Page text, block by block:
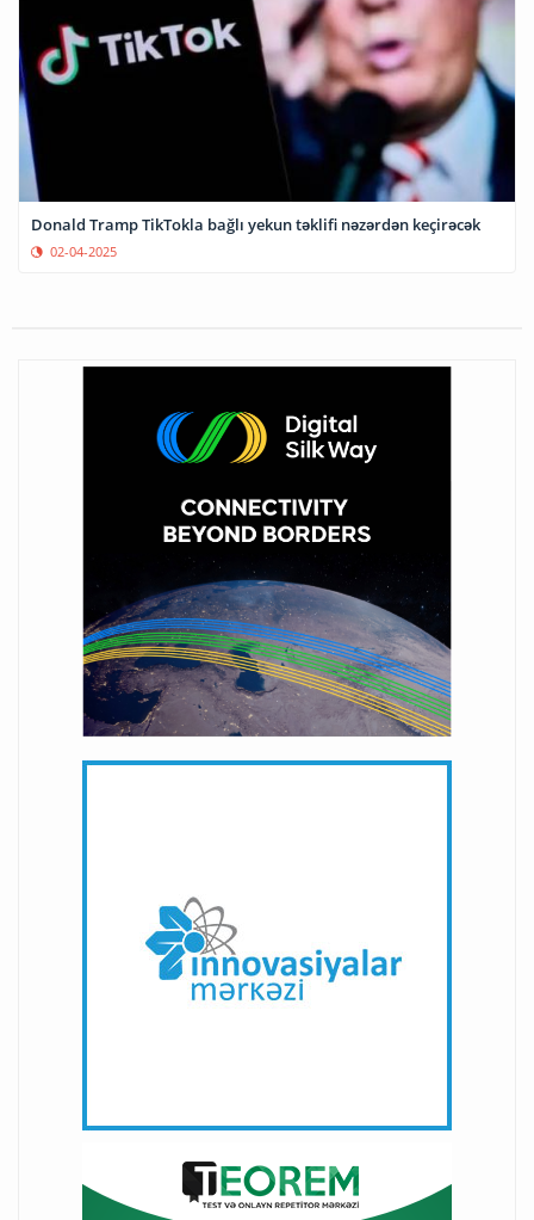
Donald Tramp TikTokla bağlı yekun təklifi nəzərdən keçirəcək
02-04-2025